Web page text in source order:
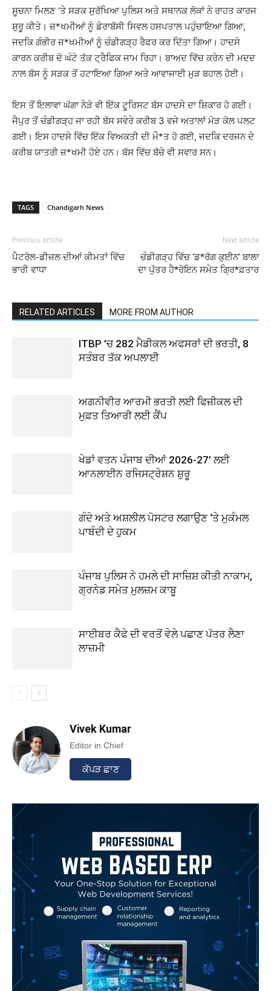
ਸੂਚਨਾ ਮਿਲਣ ‘ਤੇ ਸੜਕ ਸੁਰੱਖਿਆ ਪੁਲਿਸ ਅਤੇ ਸਥਾਨਕ ਲੋਕਾਂ ਨੇ ਰਾਹਤ ਕਾਰਜ
ਸ਼ੁਰੂ ਕੀਤੇ। ਜ਼*ਖਮੀਆਂ ਨੂੰ ਡੇਰਾਬੱਸੀ ਸਿਵਲ ਹਸਪਤਾਲ ਪਹੁੰਚਾਇਆ ਗਿਆ,
ਜਦਕਿ ਗੰਭੀਰ ਜ਼*ਖਮੀਆਂ ਨੂੰ ਚੰਡੀਗੜ੍ਹ ਰੈਫਰ ਕਰ ਦਿੱਤਾ ਗਿਆ। ਹਾਦਸੇ
ਕਾਰਨ ਕਰੀਬ ਦੋ ਘੰਟੇ ਤੱਕ ਟ੍ਰੈਫਿਕ ਜਾਮ ਰਿਹਾ। ਬਾਅਦ ਵਿੱਚ ਕਰੇਨ ਦੀ ਮਦਦ
ਨਾਲ ਬੱਸ ਨੂੰ ਸੜਕ ਤੋਂ ਹਟਾਇਆ ਗਿਆ ਅਤੇ ਆਵਾਜਾਈ ਮੁੜ ਬਹਾਲ ਹੋਈ।
ਇਸ ਤੋਂ ਇਲਾਵਾ ਘੱਗਾ ਨੇੜੇ ਵੀ ਇੱਕ ਟੂਰਿਸਟ ਬੱਸ ਹਾਦਸੇ ਦਾ ਸ਼ਿਕਾਰ ਹੋ ਗਈ।
ਜੈਪੁਰ ਤੋਂ ਚੰਡੀਗੜ੍ਹ ਜਾ ਰਹੀ ਬੱਸ ਸਵੇਰੇ ਕਰੀਬ 3 ਵਜੇ ਅਤਾਲਾਂ ਮੋੜ ਕੋਲ ਪਲਟ
ਗਈ। ਇਸ ਹਾਦਸੇ ਵਿੱਚ ਇੱਕ ਵਿਅਕਤੀ ਦੀ ਮੌ*ਤ ਹੋ ਗਈ, ਜਦਕਿ ਦਰਜਨ ਦੇ
ਕਰੀਬ ਯਾਤਰੀ ਜ਼*ਖਮੀ ਹੋਏ ਹਨ। ਬੱਸ ਵਿੱਚ ਬੱਚੇ ਵੀ ਸਵਾਰ ਸਨ।
TAGS Chandigarh News
Previous article
ਪੈਟਰੋਲ-ਡੀਜ਼ਲ ਦੀਆਂ ਕੀਮਤਾਂ ਵਿੱਚ
ਭਾਰੀ ਵਾਧਾ
Next article
ਚੰਡੀਗੜ੍ਹ ਵਿੱਚ ‘ਡ*ਰੱਗ ਕੁਈਨ’ ਬਾਲਾ
ਦਾ ਪੁੱਤਰ ਹੈ*ਰੋਇਨ ਸਮੇਤ ਗ੍ਰਿ*ਫ਼ਤਾਰ
RELATED ARTICLES MORE FROM AUTHOR
ITBP ’ਚ 282 ਮੈਡੀਕਲ ਅਫਸਰਾਂ ਦੀ ਭਰਤੀ, 8
ਸਤੰਬਰ ਤੱਕ ਅਪਲਾਈ
ਅਗਨੀਵੀਰ ਆਰਮੀ ਭਰਤੀ ਲਈ ਫਿਜ਼ੀਕਲ ਦੀ
ਮੁਫ਼ਤ ਤਿਆਰੀ ਲਈ ਕੈਂਪ
ਖੇਡਾਂ ਵਤਨ ਪੰਜਾਬ ਦੀਆਂ 2026-27’ ਲਈ
ਆਨਲਾਈਨ ਰਜਿਸਟ੍ਰੇਸ਼ਨ ਸ਼ੁਰੂ
ਗੰਦੇ ਅਤੇ ਅਸ਼ਲੀਲ ਪੋਸਟਰ ਲਗਾਉਣ ‘ਤੇ ਮੁਕੰਮਲ
ਪਾਬੰਦੀ ਦੇ ਹੁਕਮ
ਪੰਜਾਬ ਪੁਲਿਸ ਨੇ ਹਮਲੇ ਦੀ ਸਾਜ਼ਿਸ਼ ਕੀਤੀ ਨਾਕਾਮ,
ਗ੍ਰਨੇਡ ਸਮੇਤ ਮੁਲਜ਼ਮ ਕਾਬੂ
ਸਾਈਬਰ ਕੈਫੇ ਦੀ ਵਰਤੋਂ ਵੇਲੇ ਪਛਾਣ ਪੱਤਰ ਲੈਣਾ
ਲਾਜ਼ਮੀ
Vivek Kumar
Editor in Chief
ਕੱਪੜ ਛਾਣ